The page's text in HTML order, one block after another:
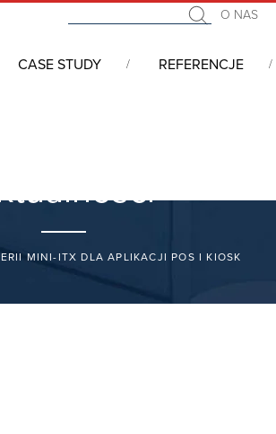
O NAS
CASE STUDY REFERENCJE
MINI-ITX DLA APLIKACJI POS I KIOSK